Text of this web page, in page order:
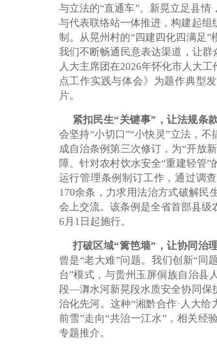
与立法的“直通车”。新晃立足县
与代表联络站一体推进，构建起
制。从晃州村的“四建四化四满足”
我们不断畅通民意表达渠道，让
人大主席团在2026年怀化市人大
点工作实践与体会》为题作典型
片。
紧扣民生“关键事”，让法规条
会坚持“小切口”“小快灵”立法，
成自治条例第三次修订，为“开放
障。针对农村饮水安全“重建轻管
运行管理条例制订工作，通过调
170余条，力求用法治方式破解民
会上交流。该条例是全省首部县级
6月1日起施行。
打破区域“篱笆墙”，让协同治
曾是“老大难”问题。我们创新“同
台”模式，与贵州玉屏侗族自治县
段—㵲水河新晃段水质安全协同保
治化先河。这种“湘黔合作·人大
前雪”走向“共治一江水”，相关经
专题推介。